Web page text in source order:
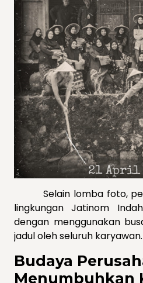
Selain lomba foto,
lingkungan Jatinom
dengan menggunakan
jadul oleh seluruh karyawan.
Budaya
Menumbuhkan